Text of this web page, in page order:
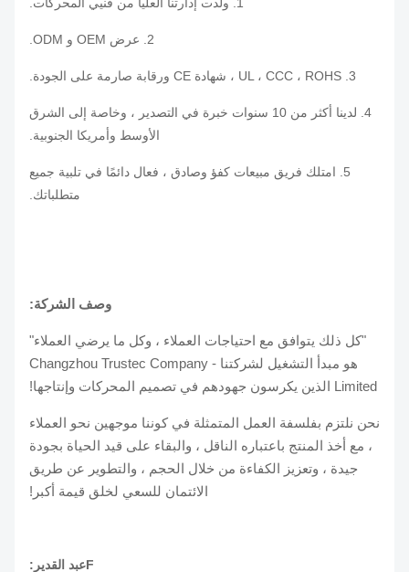
4. لدينا أكثر من 10 سنوات خبرة في التصدير ، وخاصة إلى الشرق
الأوسط وأمريكا الجنوبية.
5. امتلك فريق مبيعات كفؤ وصادق ، فعال دائمًا في تلبية جميع
متطلباتك.
وصف الشركة:
"كل ذلك يتوافق مع احتياجات العملاء ، وكل ما يرضي العملاء"
هو مبدأ التشغيل لشركتنا - Changzhou Trustec Company
Limited الذين يكرسون جهودهم في تصميم المحركات وإنتاجها!
نحن نلتزم بفلسفة العمل المتمثلة في كوننا موجهين نحو العملاء
، مع أخذ المنتج باعتباره الناقل ، والبقاء على قيد الحياة بجودة
جيدة ، وتعزيز الكفاءة من خلال الحجم ، والتطوير عن طريق
الائتمان للسعي لخلق قيمة أكبر!
عبد القدير: